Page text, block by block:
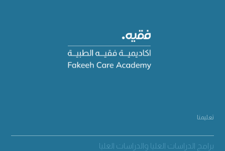
تعليمنا
برامج الدراسات العليا والدراسات العليا